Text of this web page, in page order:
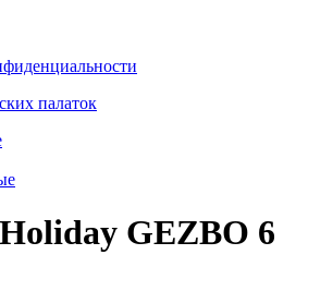
GEZBO 6